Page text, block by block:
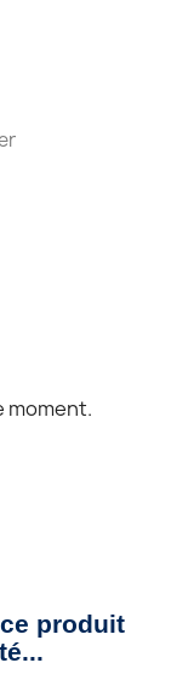
moment.
produit